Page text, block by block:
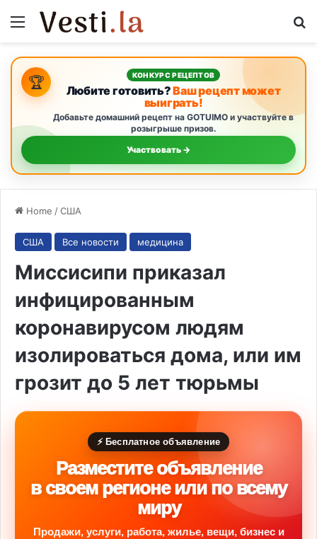
Menu
🏆 КОНКУРС РЕЦЕПТОВ
Любите готовить?Ваш рецепт может
выиграть!
Добавьте домашний рецепт на GOTUIMO и участвуйте в
розыгрыше призов.
Участвовать →
Home /США
США Все новости медицина
Миссисипи приказал
инфицированным
коронавирусом людям
изолироваться дома, или им
грозит до 5 лет тюрьмы
⚡ Бесплатное объявление
Разместите объявление
в своем регионе или по всему
миру
Продажи, услуги, работа, жилье, вещи, бизнес и